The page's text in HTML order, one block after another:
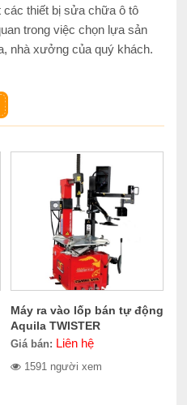
thiết bị sửa chữa ô tô
trong việc chọn lựa sản
nhà xưởng của quý khách.
Máy ra vào lốp bán tự động
Aquila TWISTER
Giá bán: Liên hệ
1591 người xem